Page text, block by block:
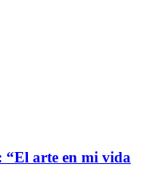
“El arte en mi vida